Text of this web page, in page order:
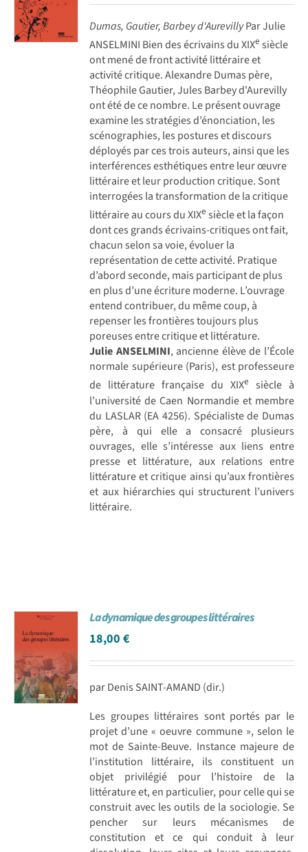
Dumas, Gautier, Barbey d'AurevillyPar Julie
ANSELMINI Bien des écrivains du XIXe siècle
ont mené de front activité littéraire et
activité critique. Alexandre Dumas père,
Théophile Gautier, Jules Barbey d'Aurevilly
ont été de ce nombre. Le présent ouvrage
examine les stratégies d’énonciation, les
scénographies, les postures et discours
déployés par ces trois auteurs, ainsi que les
interférences esthétiques entre leur œuvre
littéraire et leur production critique. Sont
interrogées la transformation de la critique
littéraire au cours du XIXe siècle et la façon
dont ces grands écrivains-critiques ont fait,
chacun selon sa voie, évoluer la
représentation de cette activité. Pratique
d’abord seconde, mais participant de plus
en plus d’une écriture moderne. L’ouvrage
entend contribuer, du même coup, à
repenser les frontières toujours plus
poreuses entre critique et littérature.
Julie ANSELMINI, ancienne élève de l’École
normale supérieure (Paris), est professeure
de littérature française du XIXe siècle à
l’université de Caen Normandie et membre
du LASLAR (EA 4256). Spécialiste de Dumas
père, à qui elle a consacré plusieurs
ouvrages, elle s’intéresse aux liens entre
presse et littérature, aux relations entre
littérature et critique ainsi qu’aux frontières
et aux hiérarchies qui structurent l’univers
littéraire.
La dynamique des groupes littéraires
18,00€
par Denis SAINT-AMAND (dir.)
Les groupes littéraires sont portés par le
projet d’une « oeuvre commune », selon le
mot de Sainte-Beuve. Instance majeure de
l’institution littéraire, ils constituent un
objet privilégié pour l’histoire de la
littérature et, en particulier, pour celle qui se
construit avec les outils de la sociologie. Se
pencher sur leurs mécanismes de
constitution et ce qui conduit à leur